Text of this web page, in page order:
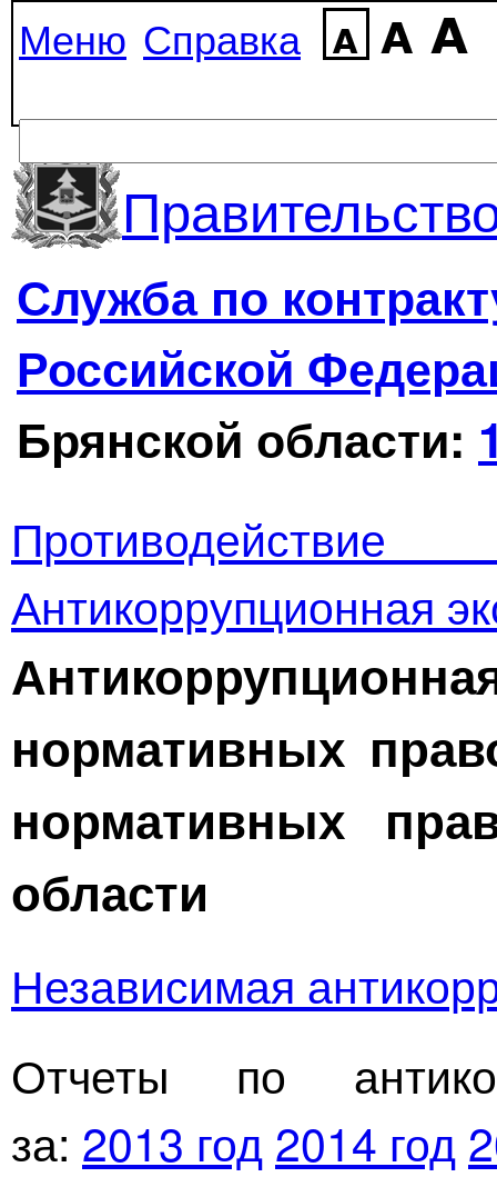
Меню Справка
Служба по
Российской
Брянской области:
Антикоррупционная
нормативных
нормативных
области
Независимая
Отчеты по
за: 2013 год 2014 год